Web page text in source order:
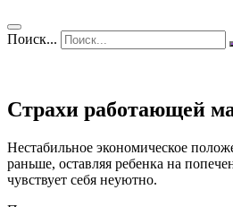
Поиск...
Страхи работающей
Нестабильное экономическое
раньше, оставляя ребенка на
чувствует себя неуютно.